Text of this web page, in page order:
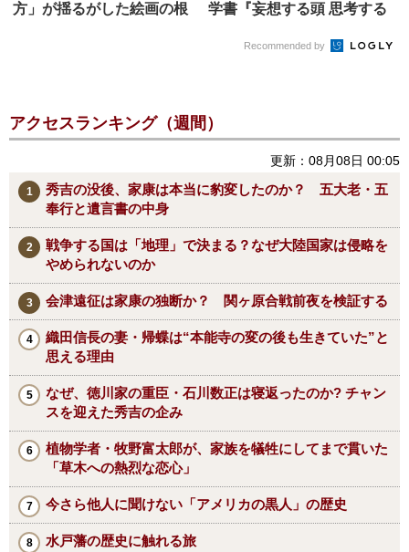
方」が揺るがした絵画の根
学書『妄想する頭 思考する
Recommended by
アクセスランキング（週間）
更新：08月08日 00:05
秀吉の没後、家康は本当に豹変したのか？ 五大老・五
奉行と遺言書の中身
戦争する国は「地理」で決まる？なぜ大陸国家は侵略を
やめられないのか
会津遠征は家康の独断か？ 関ヶ原合戦前夜を検証する
織田信長の妻・帰蝶は“本能寺の変の後も生きていた”と
思える理由
なぜ、徳川家の重臣・石川数正は寝返ったのか? チャン
スを迎えた秀吉の企み
植物学者・牧野富太郎が、家族を犠牲にしてまで貫いた
「草木への熱烈な恋心」
今さら他人に聞けない「アメリカの黒人」の歴史
水戸藩の歴史に触れる旅